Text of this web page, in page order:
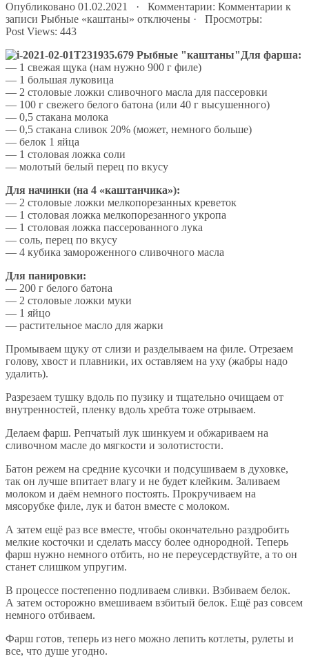
Опубликовано 01.02.2021 · Комментарии: Комментарии к
записи Рыбные «каштаны» отключены · Просмотры:
Post Views: 443
Для фарша:
— 1 свежая щука (нам нужно 900 г филе)
— 1 большая луковица
— 2 столовые ложки сливочного масла для пассеровки
— 100 г свежего белого батона (или 40 г высушенного)
— 0,5 стакана молока
— 0,5 стакана сливок 20% (может, немного больше)
— белок 1 яйца
— 1 столовая ложка соли
— молотый белый перец по вкусу
Для начинки (на 4 «каштанчика»):
— 2 столовые ложки мелкопорезанных креветок
— 1 столовая ложка мелкопорезанного укропа
— 1 столовая ложка пассерованного лука
— соль, перец по вкусу
— 4 кубика замороженного сливочного масла
Для панировки:
— 200 г белого батона
— 2 столовые ложки муки
— 1 яйцо
— растительное масло для жарки
Промываем щуку от слизи и разделываем на филе. Отрезаем
голову, хвост и плавники, их оставляем на уху (жабры надо
удалить).
Разрезаем тушку вдоль по пузику и тщательно очищаем от
внутренностей, пленку вдоль хребта тоже отрываем.
Делаем фарш. Репчатый лук шинкуем и обжариваем на
сливочном масле до мягкости и золотистости.
Батон режем на средние кусочки и подсушиваем в духовке,
так он лучше впитает влагу и не будет клейким. Заливаем
молоком и даём немного постоять. Прокручиваем на
мясорубке филе, лук и батон вместе с молоком.
А затем ещё раз все вместе, чтобы окончательно раздробить
мелкие косточки и сделать массу более однородной. Теперь
фарш нужно немного отбить, но не переусердствуйте, а то он
станет слишком упругим.
В процессе постепенно подливаем сливки. Взбиваем белок.
А затем осторожно вмешиваем взбитый белок. Ещё раз совсем
немного отбиваем.
Фарш готов, теперь из него можно лепить котлеты, рулеты и
все, что душе угодно.